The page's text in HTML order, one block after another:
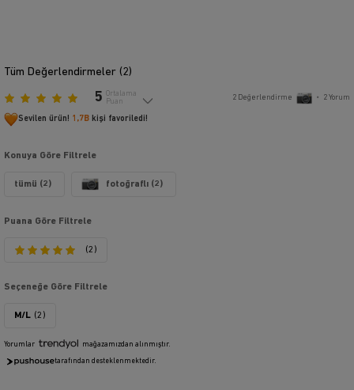
Tüm Değerlendirmeler (2)
5
Ortalama
Puan
2 Değerlendirme • 2Yorum
Sevilen ürün! 1,7B kişi favoriledi!
Konuya Göre Filtrele
tümü (2) fotoğraflı (2)
Puana Göre Filtrele
(2)
Seçeneğe Göre Filtrele
M/L (2)
Yorumlar mağazamızdan alınmıştır.
tarafından desteklenmektedir.